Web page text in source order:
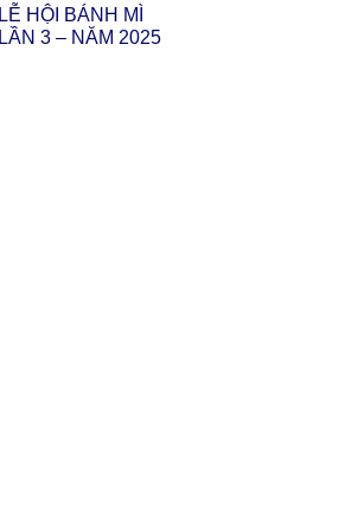
LỄ HỘI BÁNH MÌ
LẦN 3 – NĂM 2025